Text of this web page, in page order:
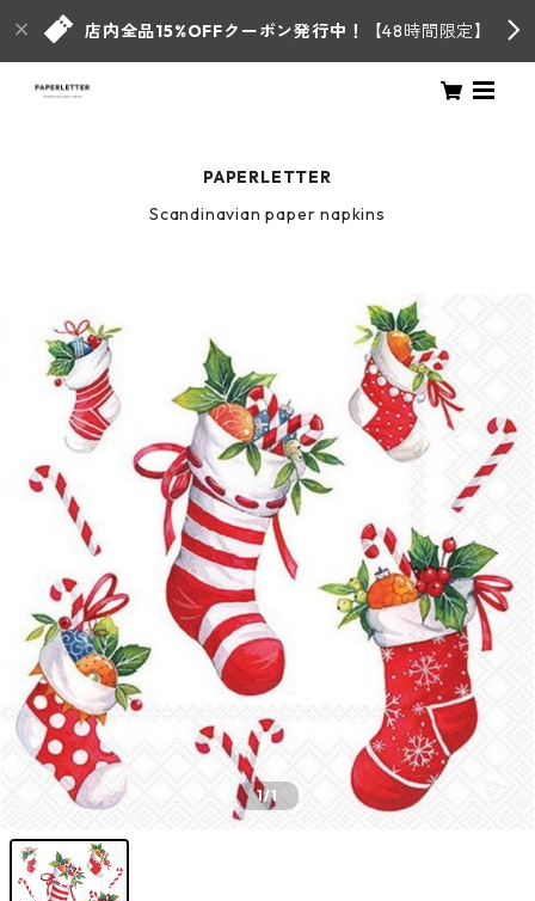
店内全品15%OFFクーポン発行中！ 【48時間限定】
PAPERLETTER
Scandinavian paper napkins
1/1